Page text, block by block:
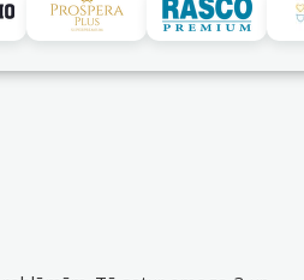
Ontario
ērti DinoZoo e-veikalā jau